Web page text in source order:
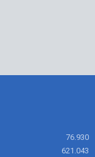
76.930
621.043